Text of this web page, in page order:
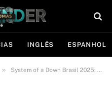
INGLÊS ESPANHOL
» System of a Down Brasil 2025: Como Aprender Idiomas com as Músicas da Banda e Confira a Agenda